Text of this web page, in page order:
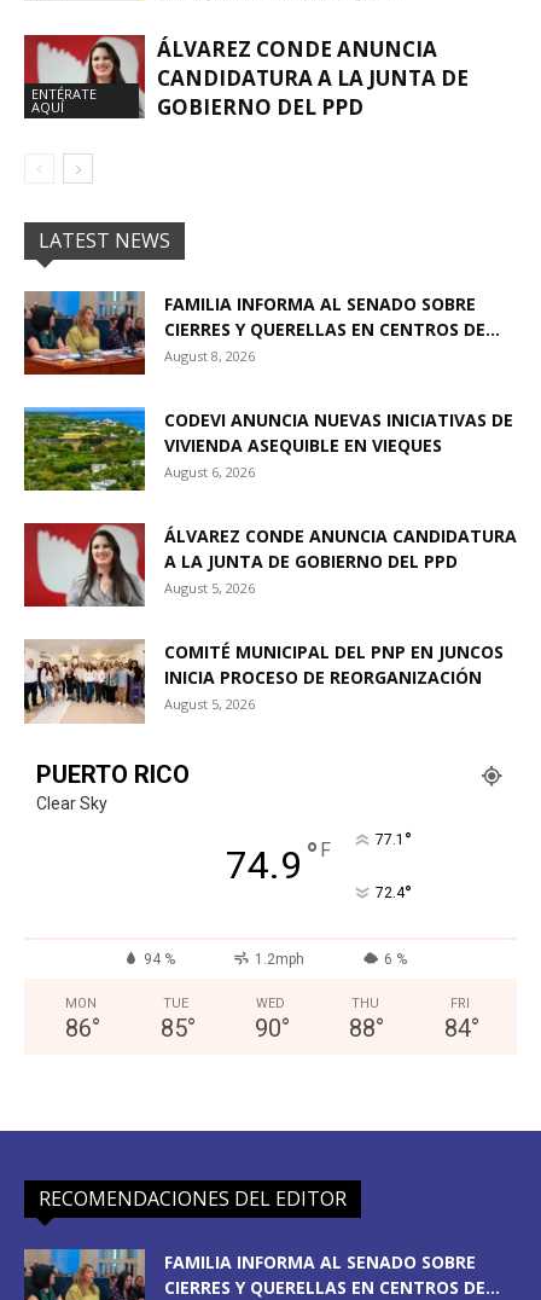
ENTÉRATE
AQUÍ
ÁLVAREZ CONDE ANUNCIA
CANDIDATURA A LA JUNTA DE
GOBIERNO DEL PPD
LATEST NEWS
FAMILIA INFORMA AL SENADO SOBRE
CIERRES Y QUERELLAS EN CENTROS DE...
August 8, 2026
CODEVI ANUNCIA NUEVAS INICIATIVAS DE
VIVIENDA ASEQUIBLE EN VIEQUES
August 6, 2026
ÁLVAREZ CONDE ANUNCIA CANDIDATURA
A LA JUNTA DE GOBIERNO DEL PPD
August 5, 2026
COMITÉ MUNICIPAL DEL PNP EN JUNCOS
INICIA PROCESO DE REORGANIZACIÓN
August 5, 2026
PUERTO RICO
Clear Sky
74.9 ° F 77.1 °
72.4°
94 % 1.2mph 6 %
MON
86°
TUE
85°
WED
90°
THU
88°
FRI
84°
RECOMENDACIONES DEL EDITOR
FAMILIA INFORMA AL SENADO SOBRE
CIERRES Y QUERELLAS EN CENTROS DE...